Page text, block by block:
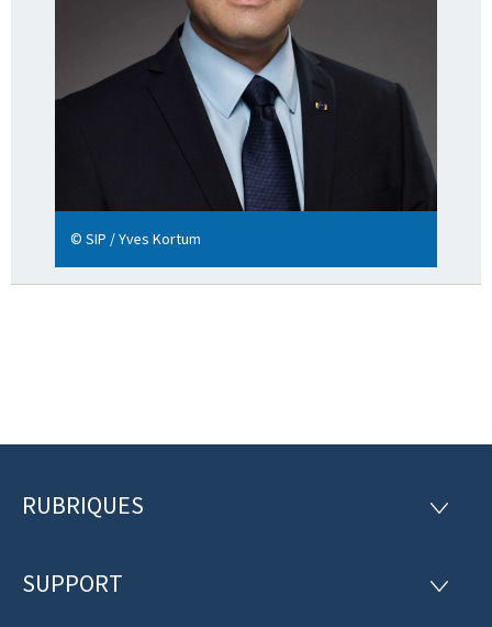
© SIP / Yves Kortum
P
e
RUBRIQUES
R
R
SUPPORT
S